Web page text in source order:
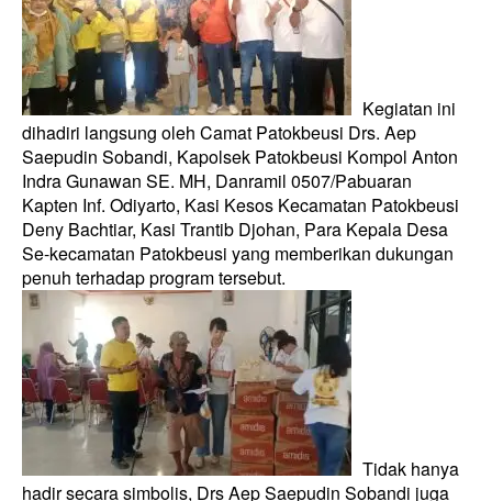
Kegiatan ini
dihadiri langsung oleh Camat Patokbeusi Drs. Aep
Saepudin Sobandi, Kapolsek Patokbeusi Kompol Anton
Indra Gunawan SE. MH, Danramil 0507/Pabuaran
Kapten Inf. Odiyarto, Kasi Kesos Kecamatan Patokbeusi
Deny Bachtiar, Kasi Trantib Djohan, Para Kepala Desa
Se-kecamatan Patokbeusi yang memberikan dukungan
penuh terhadap program tersebut.
Tidak hanya
hadir secara simbolis, Drs Aep Saepudin Sobandi juga